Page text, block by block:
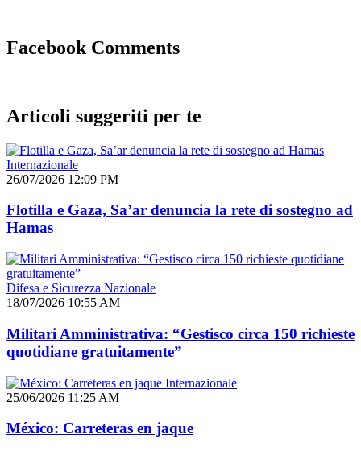
Facebook Comments
Articoli suggeriti per te
Internazionale
26/07/2026 12:09 PM
Flotilla e Gaza, Sa’ar denuncia la rete di sostegno ad
Hamas
Difesa e Sicurezza Nazionale
18/07/2026 10:55 AM
Militari Amministrativa: “Gestisco circa 150 richieste
quotidiane gratuitamente”
Internazionale
25/06/2026 11:25 AM
México: Carreteras en jaque